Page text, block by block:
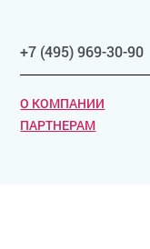
+7 (495) 969-30-90
О КОМПАНИИ
ПАРТНЕРАМ